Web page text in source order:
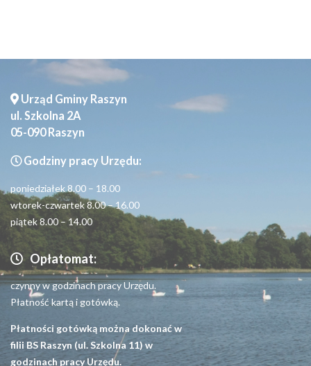
Urząd Gminy Raszyn
ul. Szkolna 2A
05-090 Raszyn
Godziny pracy Urzędu:
poniedziałek 8.00 – 18.00
wtorek-czwartek 8.00 – 16.00
piątek 8.00 – 14.00
Opłatomat:
czynny w godzinach pracy Urzędu.
Płatność kartą i gotówką.
Płatności gotówką można dokonać w
filii BS Raszyn (ul. Szkolna 11) w
godzinach pracy Urzędu.